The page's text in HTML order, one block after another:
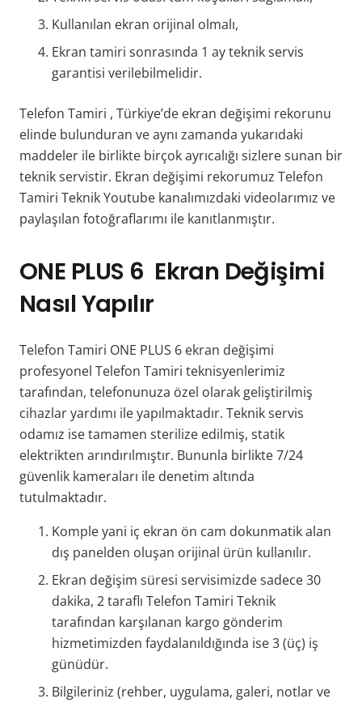
Kullanılan ekran orijinal olmalı,
Ekran tamiri sonrasında 1 ay teknik servis
garantisi verilebilmelidir.
Telefon Tamiri , Türkiye’de ekran değişimi rekorunu
elinde bulunduran ve aynı zamanda yukarıdaki
maddeler ile birlikte birçok ayrıcalığı sizlere sunan bir
teknik servistir. Ekran değişimi rekorumuz Telefon
Tamiri Teknik Youtube kanalımızdaki videolarımız ve
paylaşılan fotoğraflarımı ile kanıtlanmıştır.
ONE PLUS 6 Ekran Değişimi
Nasıl Yapılır
Telefon Tamiri ONE PLUS 6 ekran değişimi
profesyonel Telefon Tamiri teknisyenlerimiz
tarafından, telefonunuza özel olarak geliştirilmiş
cihazlar yardımı ile yapılmaktadır. Teknik servis
odamız ise tamamen sterilize edilmiş, statik
elektrikten arındırılmıştır. Bununla birlikte 7/24
güvenlik kameraları ile denetim altında
tutulmaktadır.
Komple yani iç ekran ön cam dokunmatik alan
dış panelden oluşan orijinal ürün kullanılır.
Ekran değişim süresi servisimizde sadece 30
dakika, 2 taraflı Telefon Tamiri Teknik
tarafından karşılanan kargo gönderim
hizmetimizden faydalanıldığında ise 3 (üç) iş
günüdür.
Bilgileriniz (rehber, uygulama, galeri, notlar ve